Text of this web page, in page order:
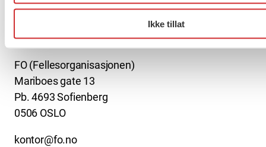
Ikke tillat
About us (English)
FO (Fellesorganisasjonen)
Mariboes gate 13
Pb. 4693 Sofienberg
0506 OSLO
kontor@fo.no